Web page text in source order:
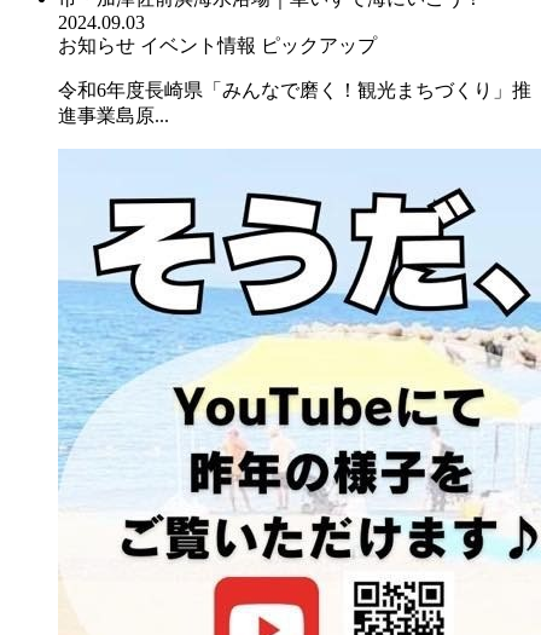
2024.09.03
お知らせ イベント情報 ピックアップ
令和6年度長崎県「みんなで磨く！観光まちづくり」推
進事業島原...